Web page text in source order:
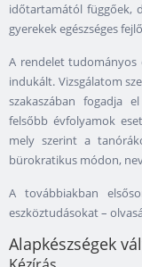
időtartamától függőek,
gyerekek egészséges
A rendelet tudományos
indukált. Vizsgálatom
szakaszában fogadja
felsőbb évfolyamok
mely szerint a
bürokratikus módon,
A továbbiakban
eszköztudásokat –
Alapkészségek